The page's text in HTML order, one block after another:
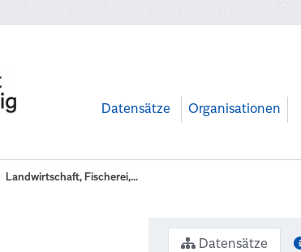
Datensätze Organisationen
Landwirtschaft, Fischerei,...
Datensätze